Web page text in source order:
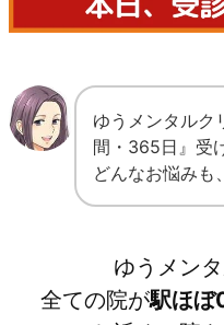
ゆうメンタルク
間・365日』受
どんなお悩みも
ゆうメン
全ての院が駅ほぼ